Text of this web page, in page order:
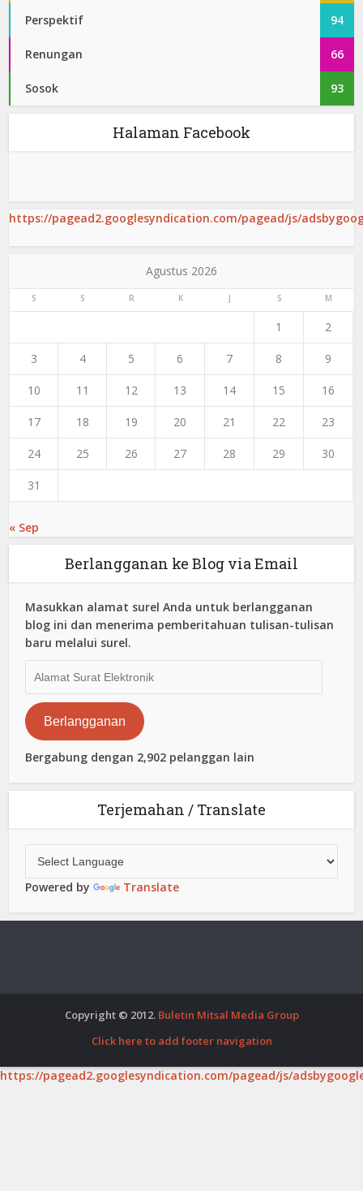
Perspektif 94
Renungan 66
Sosok 93
Halaman Facebook
https://pagead2.googlesyndication.com/pagead/js/
Agustus 2026
S S R K J S M
1 2
3 4 5 6 7 8 9
10 11 12 13 14 15 16
17 18 19 20 21 22 23
24 25 26 27 28 29 30
31
« Sep
Berlangganan ke Blog via Email
Masukkan alamat surel Anda untuk berlangganan
blog ini dan menerima pemberitahuan tulisan-tulisan
baru melalui surel.
Surat
Elektronik
Berlangganan
Bergabung dengan 2,902 pelanggan lain
Terjemahan / Translate
Powered by Translate
Copyright © 2012. Buletin Mitsal Media Group
Click here to add footer navigation
https://pagead2.googlesyndication.com/pagead/js/